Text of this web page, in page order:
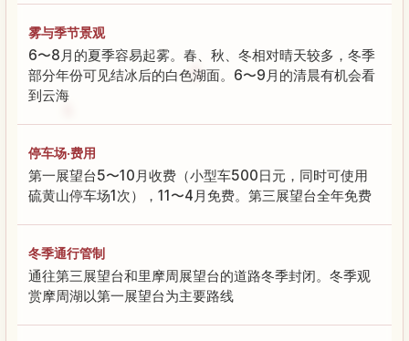
雾与季节景观
6〜8月的夏季容易起雾。春、秋、冬相对晴天较多，冬季
部分年份可见结冰后的白色湖面。6〜9月的清晨有机会看
到云海
停车场·费用
第一展望台5〜10月收费（小型车500日元，同时可使用
硫黄山停车场1次），11〜4月免费。第三展望台全年免费
冬季通行管制
通往第三展望台和里摩周展望台的道路冬季封闭。冬季观
赏摩周湖以第一展望台为主要路线